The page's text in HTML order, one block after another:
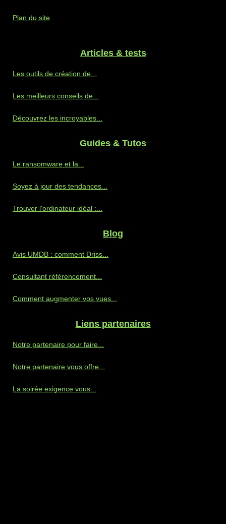
Plan du site
Articles & tests
Les outils de création de...
Les meilleurs conseils de...
Découvrez les incroyables...
Guides & Tutos
Le ransomware et la...
Soyez à jour des tendances...
Trouver l'ordinateur idéal :...
Blog
Avis UMDB : comment Driss...
Consultant référencement...
Comment augmenter vos vues...
Liens partenaires
Notre partenaire pour faire...
Notre partenaire vous offre...
La soirée exigence vous...